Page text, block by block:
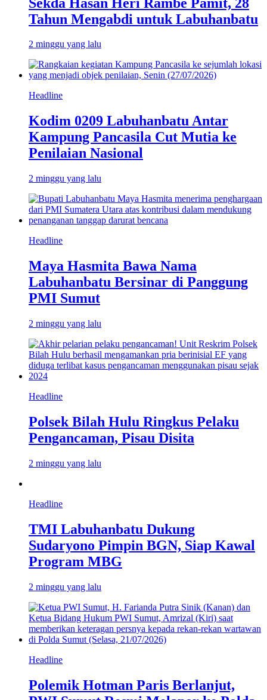
Tahun Mengabdi untuk Labuhanbatu
2 minggu yang lalu
Headline
Kodim 0209 Labuhanbatu Antar
Kampung Pancasila Cut Mutia ke
Penilaian Nasional
2 minggu yang lalu
Headline
Maya Hasmita Bawa Nama
Labuhanbatu Bersinar di Panggung
PMI Sumut
2 minggu yang lalu
Headline
Polsek Bilah Hulu Ringkus Pelaku
Pengancaman, Pisau Disita
2 minggu yang lalu
Headline
TMI Labuhanbatu Dukung
Sudaryono Pimpin BGN, Siap Kawal
Program MBG
2 minggu yang lalu
Headline
Polemik Hotman Paris Berlanjut,